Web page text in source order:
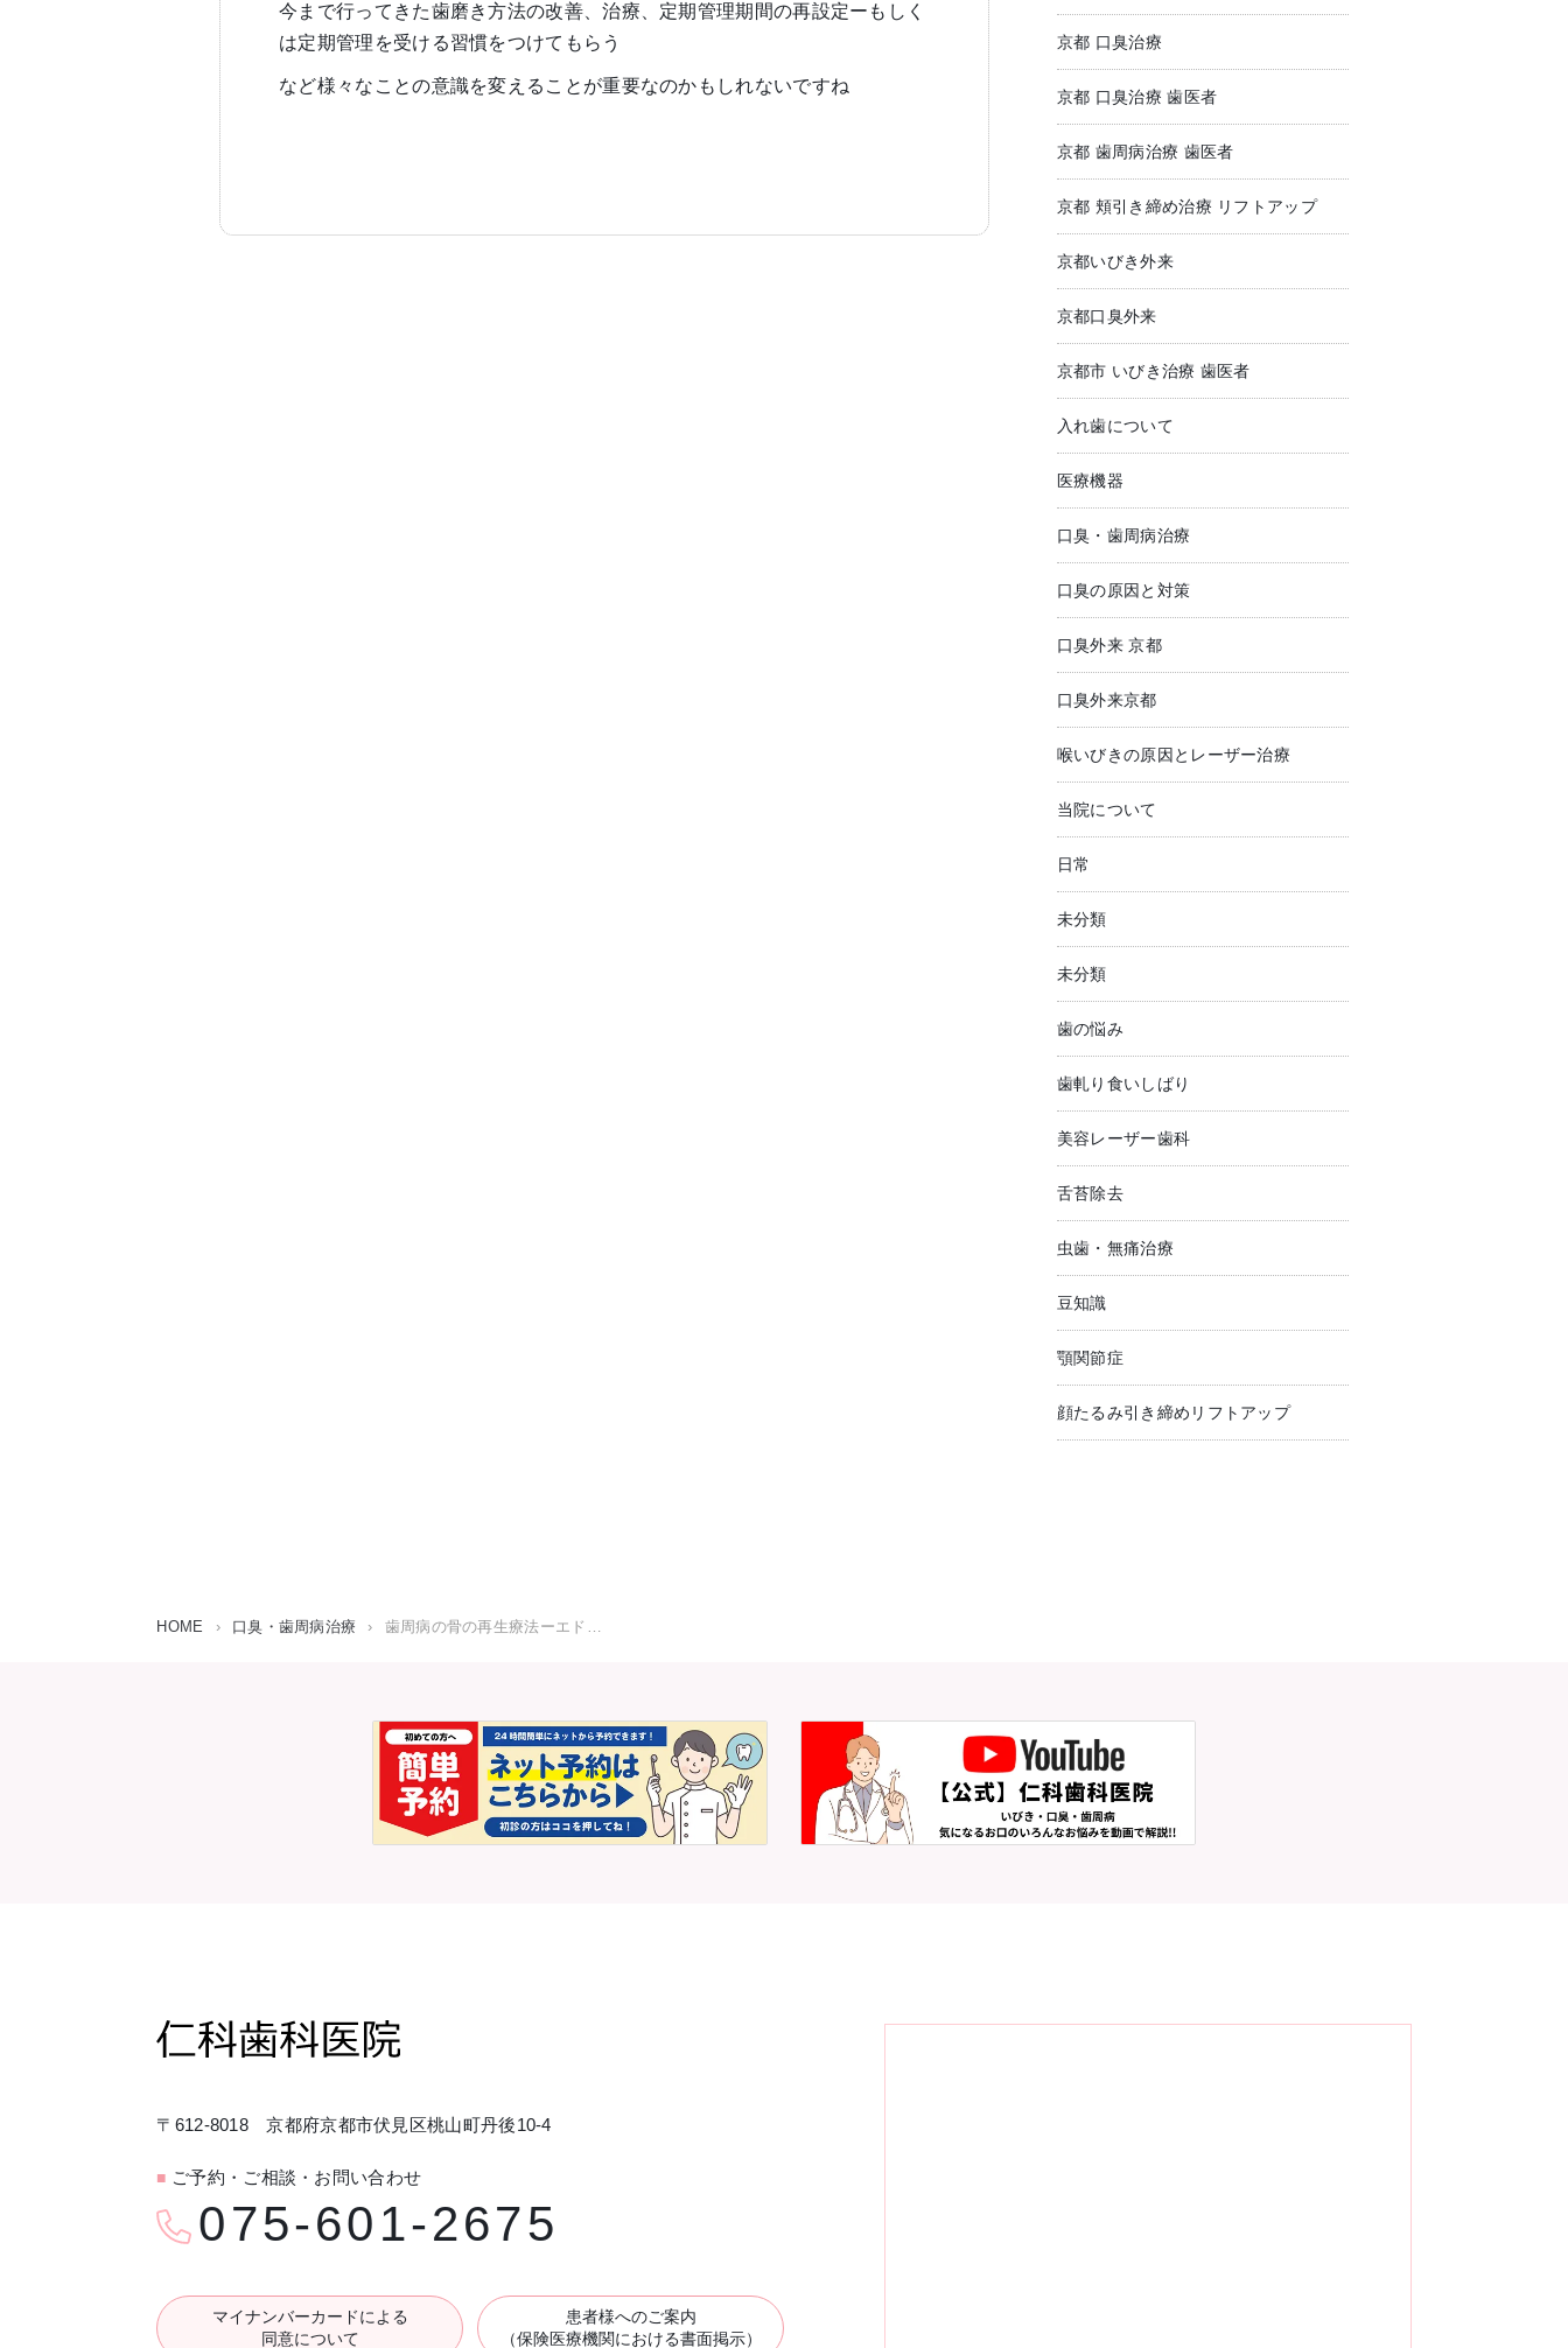
今まで行ってきた歯磨き方法の改善、治療、定期管理期間の再設定ーもしく
は定期管理を受ける習慣をつけてもらう
など様々なことの意識を変えることが重要なのかもしれないですね
京都 口臭治療
京都 口臭治療 歯医者
京都 歯周病治療 歯医者
京都 頬引き締め治療 リフトアップ
京都いびき外来
京都口臭外来
京都市 いびき治療 歯医者
入れ歯について
医療機器
口臭・歯周病治療
口臭の原因と対策
口臭外来 京都
口臭外来京都
喉いびきの原因とレーザー治療
当院について
日常
未分類
未分類
歯の悩み
歯軋り食いしばり
美容レーザー歯科
舌苔除去
虫歯・無痛治療
豆知識
顎関節症
顔たるみ引き締めリフトアップ
HOME › 口臭・歯周病治療 › 歯周病の骨の再生療法ーエド…
〒612-8018 京都府京都市伏見区桃山町丹後10-4
■ ご予約・ご相談・お問い合わせ
075-601-2675
マイナンバーカードによる
同意について
患者様へのご案内
（保険医療機関における書面掲示）